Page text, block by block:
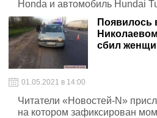
Honda и автомобиль Hundai
Появилось
сбил
01.05.2021 в 14:00
Читатели «Новостей-N»
на котором зафиксирован